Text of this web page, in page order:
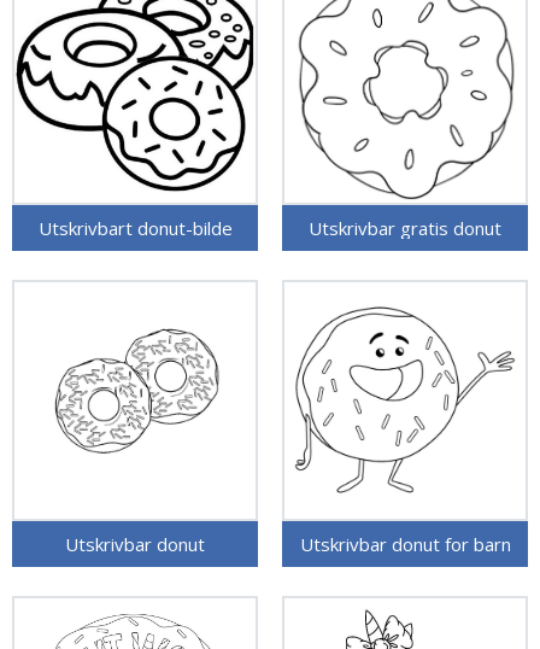
Utskrivbart donut-bilde Utskrivbar gratis donut
Utskrivbar donut Utskrivbar donut for barn